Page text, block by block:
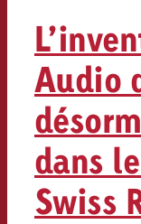
Audio
dans
Swiss